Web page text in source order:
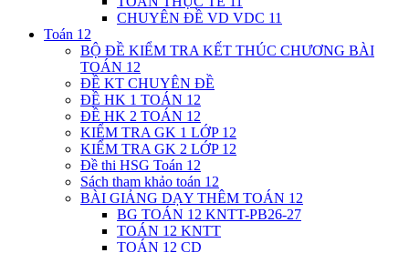
CHUYÊN ĐỀ VD VDC 11
Toán 12
BỘ ĐỀ KIỂM TRA KẾT THÚC CHƯƠNG BÀI
TOÁN 12
ĐỀ KT CHUYÊN ĐỀ
ĐỀ HK 1 TOÁN 12
ĐỀ HK 2 TOÁN 12
KIỂM TRA GK 1 LỚP 12
KIỂM TRA GK 2 LỚP 12
Đề thi HSG Toán 12
Sách tham khảo toán 12
BÀI GIẢNG DẠY THÊM TOÁN 12
BG TOÁN 12 KNTT-PB26-27
TOÁN 12 KNTT
TOÁN 12 CD